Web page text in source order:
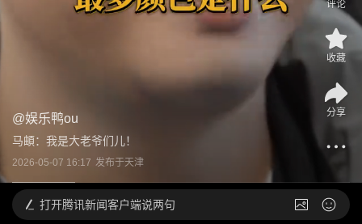
@娱乐鸭ou
马頔：我是大老爷们儿！
2026-05-07 16:17 发布于天津
评论
收藏
分享
打开腾讯新闻客户端说两句